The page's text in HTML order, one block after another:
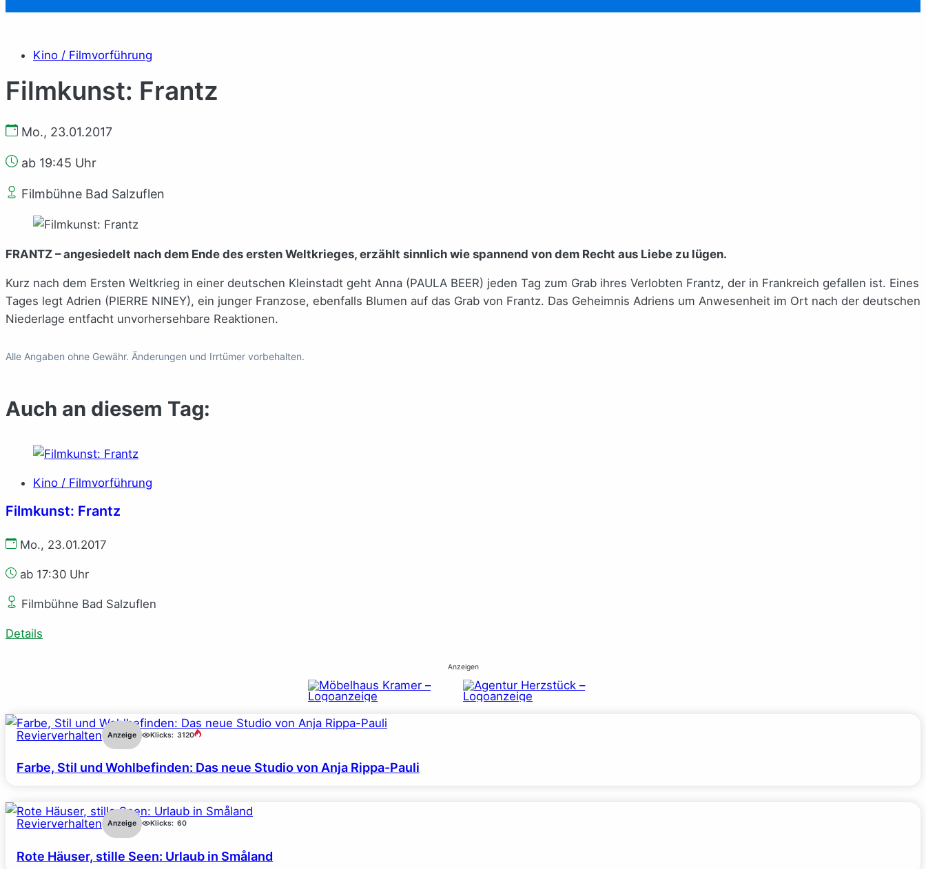
Kino / Filmvorführung
Filmkunst: Frantz
Mo., 23.01.2017
ab 19:45 Uhr
Filmbühne Bad Salzuflen
FRANTZ – angesiedelt nach dem Ende des ersten Weltkrieges, erzählt sinnlich wie spannend von dem Recht aus Liebe zu lügen.
Kurz nach dem Ersten Weltkrieg in einer deutschen Kleinstadt geht Anna (PAULA BEER) jeden Tag zum Grab ihres Verlobten Frantz, der in Frankreich gefallen ist. Eines
Tages legt Adrien (PIERRE NINEY), ein junger Franzose, ebenfalls Blumen auf das Grab von Frantz. Das Geheimnis Adriens um Anwesenheit im Ort nach der deutschen
Niederlage entfacht unvorhersehbare Reaktionen.
Alle Angaben ohne Gewähr. Änderungen und Irrtümer vorbehalten.
Auch an diesem Tag:
Kino / Filmvorführung
Filmkunst: Frantz
Mo., 23.01.2017
ab 17:30 Uhr
Filmbühne Bad Salzuflen
Details
Anzeigen
Revierverhalten Anzeige Klicks: 3120
Farbe, Stil und Wohlbefinden: Das neue Studio von Anja Rippa-Pauli
Revierverhalten Anzeige Klicks: 60
Rote Häuser, stille Seen: Urlaub in Småland